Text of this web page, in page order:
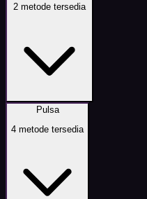
2 metode tersedia
Pulsa
4 metode tersedia